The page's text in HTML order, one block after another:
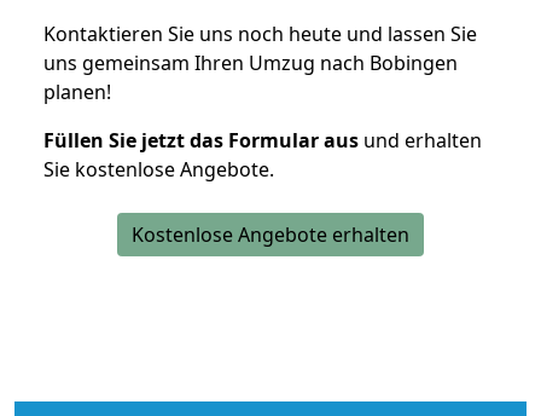
Kontaktieren Sie uns noch heute und lassen Sie
uns gemeinsam Ihren Umzug nach Bobingen
planen!
Füllen Sie jetzt das Formular aus und erhalten
Sie kostenlose Angebote.
Kostenlose Angebote erhalten